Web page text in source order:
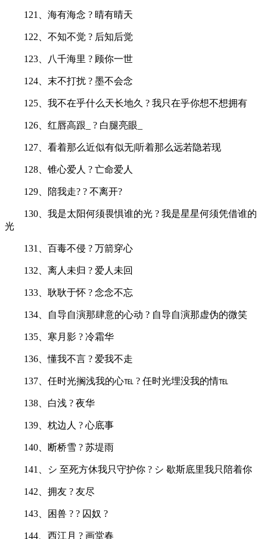
121、海有海念 ? 晴有晴天
122、不知不觉 ? 后知后觉
123、八千海里 ? 顾你一世
124、末不打扰 ? 墨不会念
125、我不在乎什么天长地久 ? 我只在乎你想不想拥有
126、红唇高跟_ ? 白腿亮眼_
127、看着那么近似有似无|听着那么远若隐若现
128、锥心爱人 ? 亡命爱人
129、陪我走? ? 不离开?
130、我是太阳何须畏惧谁的光 ? 我是星星何须凭借谁的
光
131、百毒不侵 ? 万箭穿心
132、离人未归 ? 爱人未回
133、耿耿于怀 ? 念念不忘
134、自导自演那肆意的心动 ? 自导自演那虚伪的微笑
135、寒月影 ? 冷霜华
136、懂我不言 ? 爱我不走
137、任时光搁浅我的心℡ ? 任时光埋没我的情℡
138、白浅 ? 夜华
139、枕边人 ? 心底事
140、断桥雪 ? 苏堤雨
141、シ 至死方休我只守护你 ? シ 歇斯底里我只陪着你
142、拥友 ? 友尽
143、困兽 ? ? 囚奴 ?
144、西江月 ? 画堂春